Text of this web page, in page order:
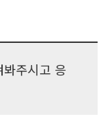
주시고 응